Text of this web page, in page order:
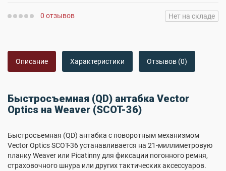
0 отзывов Нет на складе
Описание Характеристики Отзывов (0)
Быстросъемная (QD) антабка Vector
Optics на Weaver (SCOT-36)
Быстросъемная (QD) антабка с поворотным механизмом
Vector Optics SCOT-36 устанавливается на 21-миллиметровую
планку Weaver или Picatinny для фиксации погонного ремня,
страховочного шнура или других тактических аксессуаров.